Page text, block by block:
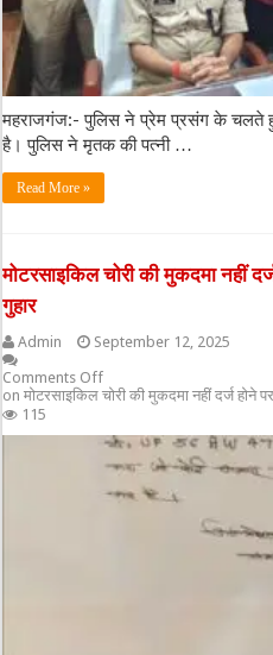
महराजगंज:- पुलिस ने प्रेम प्रसंग के चलते
है। पुलिस ने मृतक की पत्नी …
Read More »
मोटरसाइकिल चोरी की मुकदमा नहीं
गुहार
Admin
September 12, 2025
Comments Off
on मोटरसाइकिल चोरी की मुकदमा नहीं दर्ज होने
115